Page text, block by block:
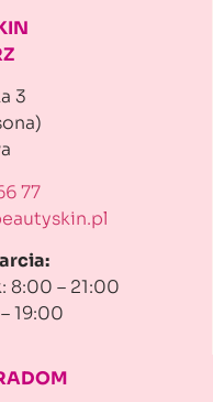
3
77
8:00 – 21:00
19:00